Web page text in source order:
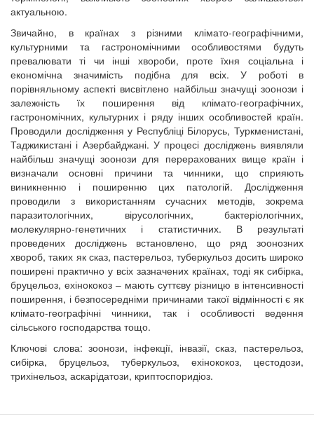
актуальною.
Звичайно, в країнах з різними клімато-географічними,
культурними та гастрономічними особливостями будуть
превалювати ті чи інші хвороби, проте їхня соціальна і
економічна значимість подібна для всіх. У роботі в
порівняльному аспекті висвітлено найбільш значущі зоонози і
залежність їх поширення від клімато-географічних,
гастрономічних, культурних і ряду інших особливостей країн.
Проводили дослідження у Республіці Білорусь, Туркменистані,
Таджикистані і Азербайджані. У процесі досліджень виявляли
найбільш значущі зоонози для перерахованих вище країн і
визначали основні причини та чинники, що сприяють
виникненню і поширенню цих патологій. Дослідження
проводили з використанням сучасних методів, зокрема
паразитологічних, вірусологічних, бактеріологічних,
молекулярно-генетичних і статистичних. В результаті
проведених досліджень встановлено, що ряд зоонозних
хвороб, таких як сказ, пастерельоз, туберкульоз досить широко
поширені практично у всіх зазначених країнах, тоді як сибірка,
бруцельоз, ехінококоз – мають суттєву різницю в інтенсивності
поширення, і безпосередніми причинами такої відмінності є як
клімато-географічні чинники, так і особливості ведення
сільського господарства тощо.
Ключові слова: зоонози, інфекції, інвазії, сказ, пастерельоз,
сибірка, бруцельоз, туберкульоз, ехінококоз, цестодози,
трихінельоз, аскарідатози, криптоспоридіоз.